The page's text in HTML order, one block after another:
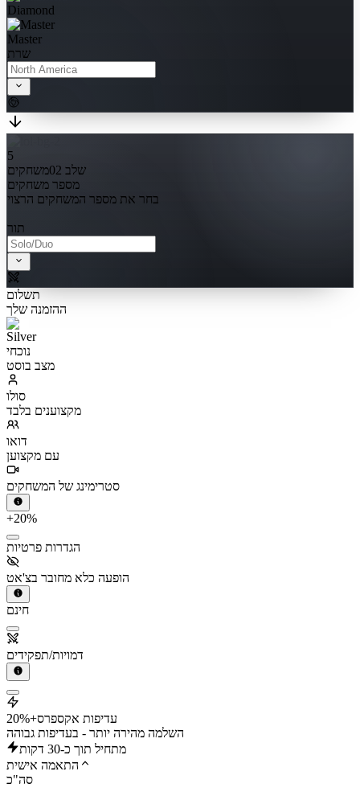
Diamond
Master
שרת
5
שלב 02
משחקים
מספר משחקים
בחר את מספר המשחקים הרצוי
תור
תשלום
ההזמנה שלך
נוכחי
מצב בוסט
סולו
מקצוענים בלבד
דואו
עם מקצוען
סטרימינג של המשחקים
+20%
הגדרות פרטיות
הופעה כלא מחובר בצ'אט
חינם
דמויות/תפקידים
עדיפות אקספרס+20%
השלמה מהירה יותר - בעדיפות גבוהה
מתחיל תוך כ-30 דקות
התאמה אישית
סה"כ